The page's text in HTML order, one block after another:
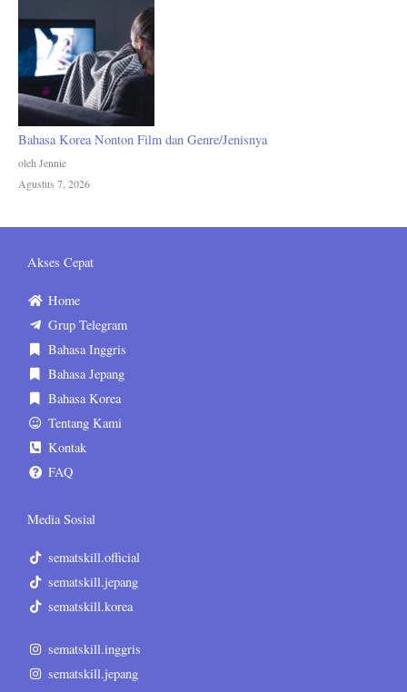
Bahasa Korea Nonton Film dan Genre/Jenisnya
oleh Jennie
Agustus 7, 2026
Akses Cepat
Home
Grup Telegram
Bahasa Inggris
Bahasa Jepang
Bahasa Korea
Tentang Kami
Kontak
FAQ
Media Sosial
sematskill.official
sematskill.jepang
sematskill.korea
sematskill.inggris
sematskill.jepang